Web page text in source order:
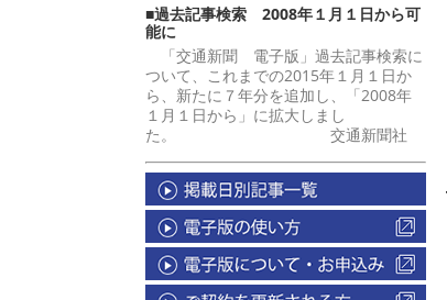
■過去記事検索 2008年１月１日から可
能に
「交通新聞 電子版」過去記事検索に
ついて、これまでの2015年１月１日か
ら、新たに７年分を追加し、「2008年
１月１日から」に拡大しまし
た。 交通新聞社